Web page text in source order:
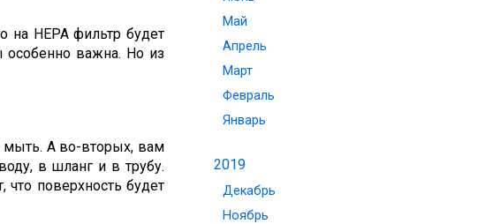
Май
Апрель
Март
Февраль
Январь
2019
Декабрь
Ноябрь
на НЕРА фильтр будет
особенно важна. Но из
мыть. А во-вторых, вам
в шланг и в трубу.
поверхность будет